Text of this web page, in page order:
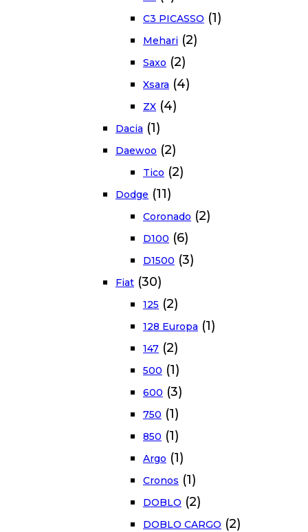
C3 PICASSO (1)
Mehari (2)
Saxo (2)
Xsara (4)
ZX (4)
Dacia (1)
Daewoo (2)
Tico (2)
Dodge (11)
Coronado (2)
D100 (6)
D1500 (3)
Fiat (30)
125 (2)
128 Europa (1)
147 (2)
500 (1)
600 (3)
750 (1)
850 (1)
Argo (1)
Cronos (1)
DOBLO (2)
DOBLO CARGO (2)